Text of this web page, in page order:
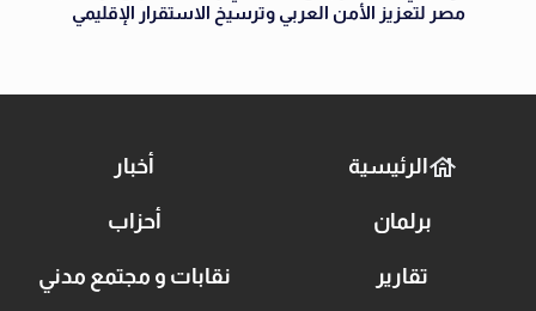
مصر لتعزيز الأمن العربي وترسيخ الاستقرار الإقليمي
الرئيسية أخبار
برلمان أحزاب
تقارير نقابات و مجتمع مدني